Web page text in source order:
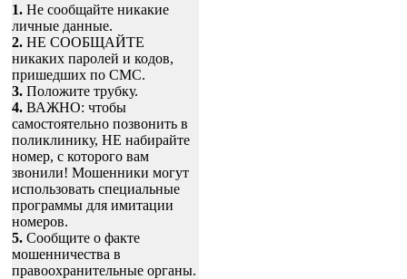
1. Не сообщайте никакие
личные данные.
2. НЕ СООБЩАЙТЕ
никаких паролей и кодов,
пришедших по СМС.
3. Положите трубку.
4. ВАЖНО: чтобы
самостоятельно позвонить в
поликлинику, НЕ набирайте
номер, с которого вам
звонили! Мошенники могут
использовать специальные
программы для имитации
номеров.
5. Сообщите о факте
мошенничества в
правоохранительные органы.